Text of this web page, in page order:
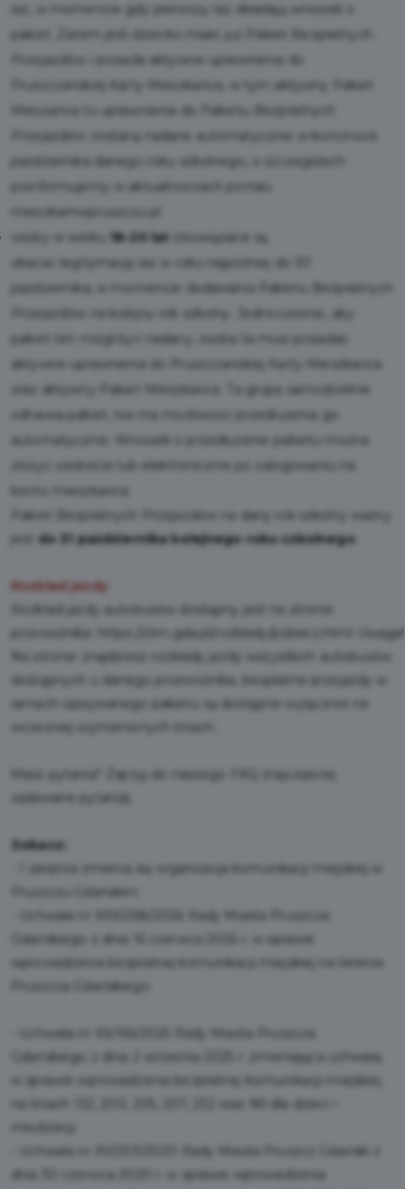
raz, w momencie gdy pierwszy raz składają wniosek o
pakiet. Zatem jeśli dziecko miało już Pakiet Bezpłatnych
Przejazdów i posiada aktywne uprawnienia do
Pruszczańskiej Karty Mieszkańca, w tym aktywny Pakiet
Mieszańca to uprawnienia do Pakietu Bezpłatnych
Przejazdów zostaną nadane automatycznie w końcówce
października danego roku szkolnego, o szczegółach
poinformujemy w aktualnościach portalu
mieszkamwpruszczu.pl
osoby w wieku
18-20 lat
obowiązane są
okazać legitymację raz w roku najpóźniej do 30
października, w momencie dodawania Pakietu Bezpłatnych
Przejazdów na kolejny rok szkolny. Jednocześnie, aby
pakiet ten mógł być nadany, osoba ta musi posiadać
aktywne uprawnienia do Pruszczańskiej Karty Mieszkańca
oraz aktywny Pakiet Mieszkańca. Ta grupa samodzielnie
odnawia pakiet, nie ma możliwości przedłużenia go
automatycznie. Wniosek o przedłużenie pakietu można
złożyć osobiście lub elektronicznie po zalogowaniu na
konto mieszkańca.
Pakiet Bezpłatnych Przejazdów na dany rok szkolny ważny
jest do 31 października kolejnego roku szkolnego
Rozkład jazdy
Rozkład jazdy autobusów dostępny jest na stronie
przewoźnika:
https://ztm.gda.pl/rozklady/pobierz.html
Uwaga!
Na stronie znajdziesz rozkłady jazdy wszystkich autobusów
dostępnych u danego przewoźnika, bezpłatne przejazdy w
ramach opisywanego pakietu są dostępne wyłącznie na
wcześniej wymienionych liniach.
Masz pytania? Zajrzyj do naszego FAQ (najczęściej
zadawane pytania).
Zobacz:
1 sierpnia zmienia się organizacja komunikacji miejskiej w
Pruszczu Gdańskim
Uchwała nr XXX/268/2026 Rady Miasta Pruszcza
Gdańskiego z dnia 16 czerwca 2026 r. w sprawie
wprowadzenia bezpłatnej komunikacji miejskiej na terenie
Pruszcza Gdańskiego
Uchwała nr XX/165/2025 Rady Miasta Pruszcza
Gdańskiego z dnia 2 września 2025 r. zmieniająca uchwałę
w sprawie wprowadzenia bezpłatnej komunikacji miejskiej
na liniach 132, 200, 205, 207, 232 oraz N5 dla dzieci i
młodzieży
Uchwała nr XV/203/2020 Rady Miasta Pruszcz Gdański z
dnia 30 czerwca 2020 r. w sprawie wprowadzenia